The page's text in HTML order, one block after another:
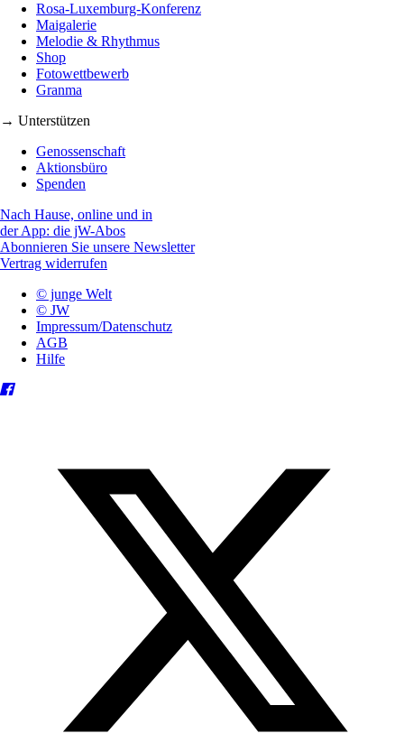
Rosa-Luxemburg-Konferenz
Maigalerie
Melodie & Rhythmus
Shop
Fotowettbewerb
Granma
→ Unterstützen
Genossenschaft
Aktionsbüro
Spenden
Nach Hause, online und in
der App: die jW-Abos
Abonnieren Sie unsere Newsletter
Vertrag widerrufen
© junge Welt
© JW
Impressum/Datenschutz
AGB
Hilfe